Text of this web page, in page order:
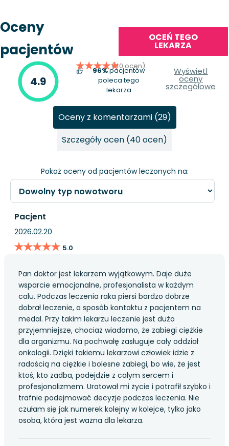
Oceny
pacjentów
OCEŃ TEGO
LEKARZA
4.9
(40 ocen)
96%pacjentów
poleca tego
lekarza
Wyświetl
oceny
szczegółowe
Pokaż oceny od pacjentów leczonych na:
Oceny z komentarzami (29)
Szczegóły ocen (40 ocen)
Pacjent
2026.02.20
★★★★★
★★★★★ 5.0
Pan doktor jest lekarzem wyjątkowym. Daje duże
wsparcie emocjonalne, profesjonalista w każdym
calu. Podczas leczenia raka piersi bardzo dobrze
dobrał leczenie, a sposób kontaktu z pacjentem na
medal. Przy takim lekarzu leczenie jest dużo
przyjemniejsze, chociaż wiadomo, że zabiegi ciężkie
dla organizmu. Na pochwałę zasługuje cały oddział
onkologii. Dzięki takiemu lekarzowi człowiek idzie z
radością na ciężkie i bolesne zabiegi, bo wie, że jest
ktoś, kto zadba, podejdzie z całym sercem i
profesjonalizmem. Uratował mi życie i potrafił szybko i
trafnie podejmować decyzje podczas leczenia. Nie
czułam się jak numerek kolejny w kolejce, tylko jako
osoba, która jest ważna dla lekarza.